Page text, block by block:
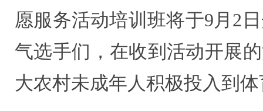
愿服务活动培训班将于9月2
气选手们，在收到活动开展
大农村未成年人积极投入到